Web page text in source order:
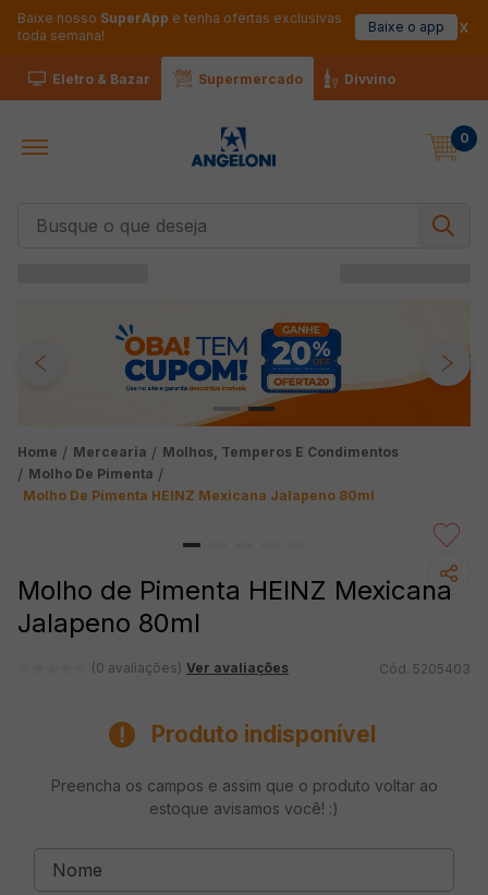
Baixe nosso SuperApp e tenha ofertas exclusivas
toda semana!
Baixe o app
Eletro & Bazar Supermercado Divvino
0
Mercearia
Molhos, Temperos E Condimentos
Molho De Pimenta
Molho De Pimenta HEINZ Mexicana Jalapeno 80ml
Molho de Pimenta HEINZ Mexicana
Jalapeno 80ml
(0 avaliações) Ver avaliações 5205403
Produto indisponível
Preencha os campos e assim que o produto voltar ao
estoque avisamos você! :)